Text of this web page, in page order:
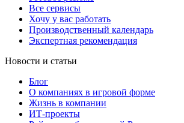
Все сервисы
Хочу у вас работать
Производственный календарь
Экспертная рекомендация
Новости и статьи
Блог
О компаниях в игровой форме
Жизнь в компании
ИТ-проекты